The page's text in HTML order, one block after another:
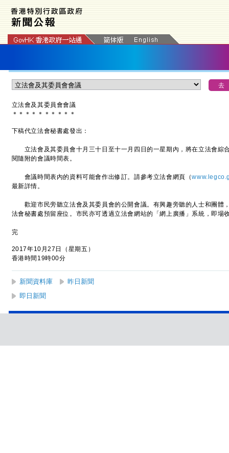
立法會及其委員會會議
＊ ＊ ＊ ＊ ＊ ＊ ＊ ＊ ＊ ＊
下稿代立法會秘書處發出：
立法會及其委員會十月三十日至十一月四日的一星期內，將在立法會綜
閱隨附的會議時間表。
會議時間表內的資料可能會作出修訂。請參考立法會網頁（
最新詳情。
歡迎市民旁聽立法會及其委員會的公開會議。有興趣旁聽的人士和團體
法會秘書處預留座位。市‍民亦可透過立法會網站的「網上廣播」系統，即場
完
2017年10月27日（星期五）
香港時間19時00分
新聞資料庫
昨日新聞
即日新聞